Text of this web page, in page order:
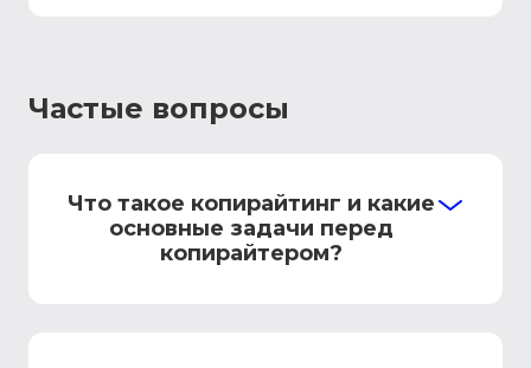
Частые вопросы
Что такое копирайтинг и какие
основные задачи перед
копирайтером?